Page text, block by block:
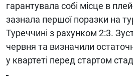
гарантувала собі місце в
зазнала першої поразки на
Туреччині з рахунком 2:3.
червня та визначили
у квартеті перед стартом